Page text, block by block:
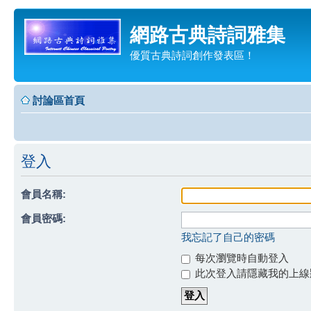
網路古典詩詞雅集
優質古典詩詞創作發表區！
討論區首頁
登入
會員名稱:
會員密碼:
我忘記了自己的密碼
每次瀏覽時自動登入
此次登入請隱藏我的上